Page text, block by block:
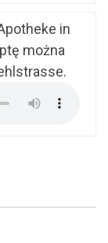
in
można